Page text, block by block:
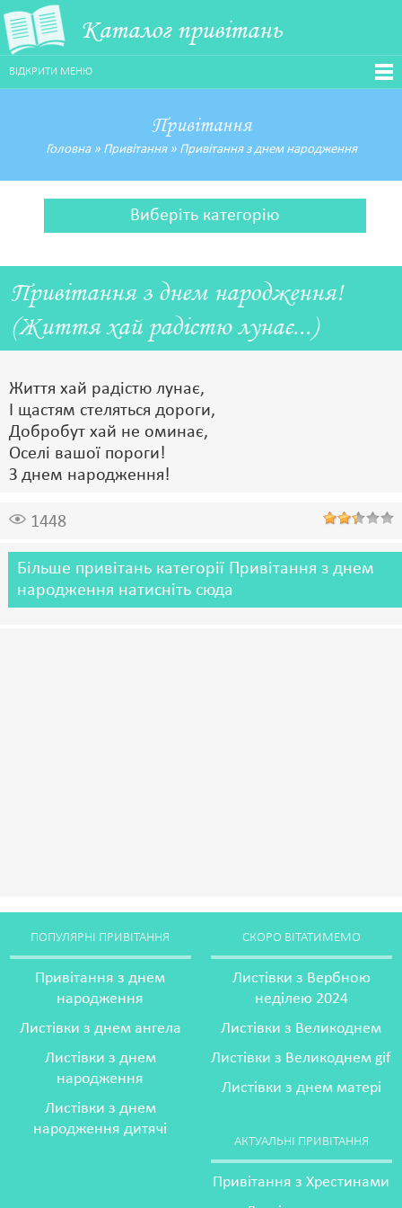
Каталог привітань
ВІДКРИТИ МЕНЮ
Привітання
Головна» Привітання» Привітання з днем народження
Виберіть категорію
Привітання з днем народження!
(Життя хай радістю лунає...)
Життя хай радістю лунає,
І щастям стеляться дороги,
Добробут хай не оминає,
Оселі вашої пороги!
З днем народження!
1448
Більше привітань категорії Привітання з днем
народження натисніть сюда
ПОПУЛЯРНІ ПРИВІТАННЯ
Привітання з днем
народження
Листівки з днем ангела
Листівки з днем
народження
Листівки з днем
народження дитячі
СКОРО ВІТАТИМЕМО
Листівки з Вербною
неділею 2024
Листівки з Великоднем
Листівки з Великоднем gif
Листівки з днем матері
АКТУАЛЬНІ ПРИВІТАННЯ
Привітання з Хрестинами